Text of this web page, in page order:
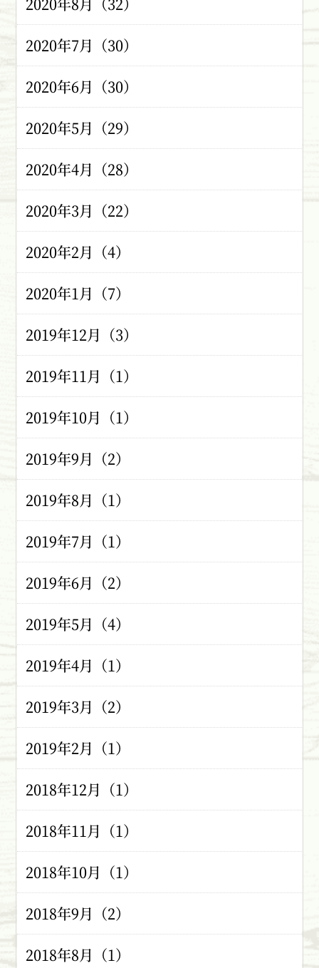
2020年7月（30）
2020年6月（30）
2020年5月（29）
2020年4月（28）
2020年3月（22）
2020年2月（4）
2020年1月（7）
2019年12月（3）
2019年11月（1）
2019年10月（1）
2019年9月（2）
2019年8月（1）
2019年7月（1）
2019年6月（2）
2019年5月（4）
2019年4月（1）
2019年3月（2）
2019年2月（1）
2018年12月（1）
2018年11月（1）
2018年10月（1）
2018年9月（2）
2018年8月（1）